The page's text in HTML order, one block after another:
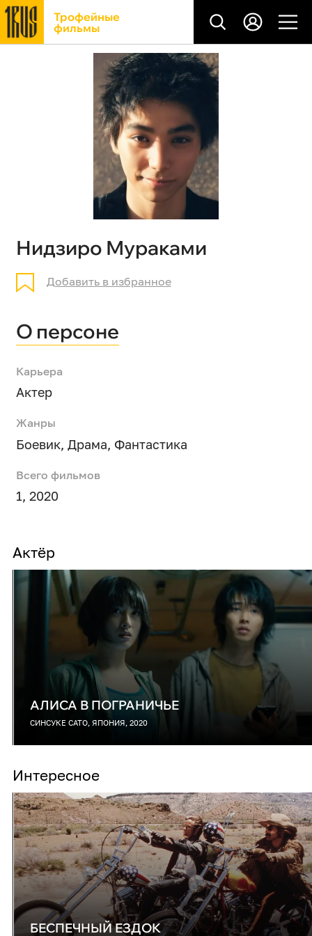
Трофейные
фильмы
Нидзиро Мураками
Добавить в избранное
О персоне
Карьера
Актер
Жанры
Боевик, Драма, Фантастика
Всего фильмов
1, 2020
Актёр
АЛИСА В ПОГРАНИЧЬЕ
СИНСУКЕ САТО, ЯПОНИЯ, 2020
Интересное
БЕСПЕЧНЫЙ ЕЗДОК